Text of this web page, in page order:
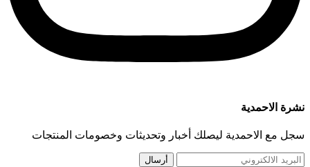
نشرة الاحمدية
سجل مع الاحمدية ليصلك أخبار وتحديثات وخصومات المنتجات